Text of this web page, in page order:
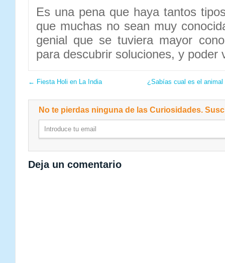
Es una pena que haya tantos
que muchas no sean muy
genial que se tuviera mayor
para descubrir soluciones, y poder
← Fiesta Holi en La India ¿Sabías cual es el
No te pierdas ninguna de las Curiosidades.
Deja un comentario